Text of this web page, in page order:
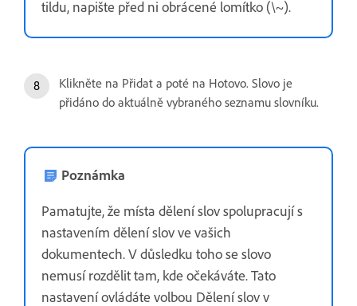
tildu, napište před ni obrácené lomítko (\~).
Klikněte na Přidat a poté na Hotovo. Slovo je
přidáno do aktuálně vybraného seznamu slovníku.
Poznámka
Pamatujte, že místa dělení slov spolupracují s
nastavením dělení slov ve vašich
dokumentech. V důsledku toho se slovo
nemusí rozdělit tam, kde očekáváte. Tato
nastavení ovládáte volbou Dělení slov v